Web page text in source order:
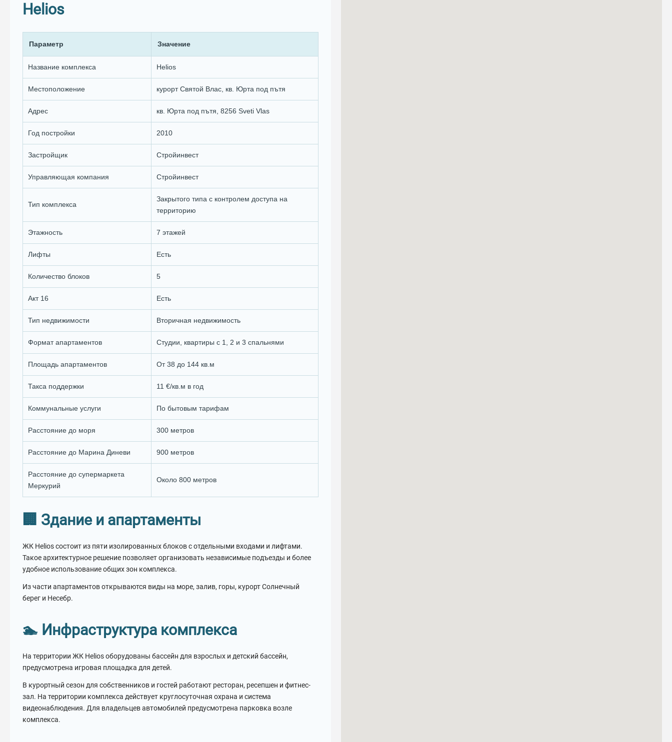
Helios
Параметр Значение
Название комплекса Helios
Местоположение курорт Святой Влас, кв. Юрта под пътя
Адрес кв. Юрта под пътя, 8256 Sveti Vlas
Год постройки 2010
Застройщик Стройинвест
Управляющая компания Стройинвест
Тип комплекса
Закрытого типа с контролем доступа на
территорию
Этажность 7 этажей
Лифты Есть
Количество блоков 5
Акт 16 Есть
Тип недвижимости Вторичная недвижимость
Формат апартаментов Студии, квартиры с 1, 2 и 3 спальнями
Площадь апартаментов От 38 до 144 кв.м
Такса поддержки 11 €/кв.м в год
Коммунальные услуги По бытовым тарифам
Расстояние до моря 300 метров
Расстояние до Марина Диневи 900 метров
Расстояние до супермаркета
Меркурий
Около 800 метров
🏢 Здание и апартаменты
ЖК Helios состоит из пяти изолированных блоков с отдельными входами и лифтами.
Такое архитектурное решение позволяет организовать независимые подъезды и более
удобное использование общих зон комплекса.
Из части апартаментов открываются виды на море, залив, горы, курорт Солнечный
берег и Несебр.
🏊 Инфраструктура комплекса
На территории ЖК Helios оборудованы бассейн для взрослых и детский бассейн,
предусмотрена игровая площадка для детей.
В курортный сезон для собственников и гостей работают ресторан, ресепшен и фитнес-
зал. На территории комплекса действует круглосуточная охрана и система
видеонаблюдения. Для владельцев автомобилей предусмотрена парковка возле
комплекса.